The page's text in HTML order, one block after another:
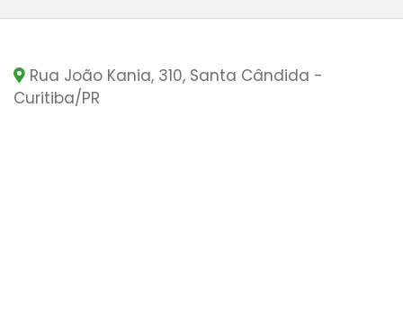
Rua João Kania, 310, Santa Cândida -
Curitiba/PR